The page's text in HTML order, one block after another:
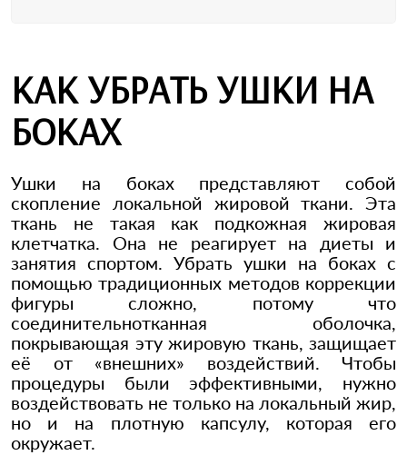
КАК УБРАТЬ УШКИ НА
БОКАХ
Ушки на боках представляют собой
скопление локальной жировой ткани. Эта
ткань не такая как подкожная жировая
клетчатка. Она не реагирует на диеты и
занятия спортом. Убрать ушки на боках с
помощью традиционных методов коррекции
фигуры сложно, потому что
соединительнотканная оболочка,
покрывающая эту жировую ткань, защищает
её от «внешних» воздействий. Чтобы
процедуры были эффективными, нужно
воздействовать не только на локальный жир,
но и на плотную капсулу, которая его
окружает.